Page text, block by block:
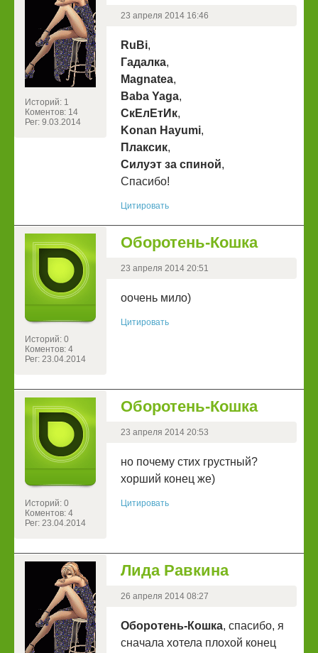
Историй: 1
Коментов: 14
Рег: 9.03.2014
23 апреля 2014 16:46
RuBi,
Гадалка,
Magnatea,
Baba Yaga,
СкЕлЕтИк,
Konan Hayumi,
Плаксик,
Силуэт за спиной,
Спасибо!
Цитировать
Историй: 0
Коментов: 4
Рег: 23.04.2014
Оборотень-Кошка
23 апреля 2014 20:51
оочень мило)
Цитировать
Историй: 0
Коментов: 4
Рег: 23.04.2014
Оборотень-Кошка
23 апреля 2014 20:53
но почему стих грустный?
хорший конец же)
Цитировать
Лида Равкина
26 апреля 2014 08:27
Оборотень-Кошка, спасибо, я
сначала хотела плохой конец